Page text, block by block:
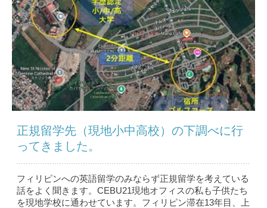
正規留学先（現地小中高校）の下調べに行
ってきました。
フィリピンへの英語留学のみならず正規留学を考えている
話をよく聞きます。CEBU21現地オフィスの私も子供たち
を現地学校に通わせています。フィリピン滞在13年目、上